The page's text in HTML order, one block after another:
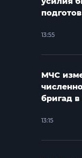
13:55
МЧС
бригад
13:15